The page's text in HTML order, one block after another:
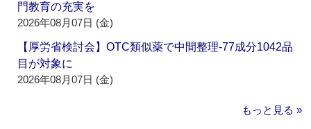
門教育の充実を
2026年08月07日 (金)
【厚労省検討会】OTC類似薬で中間整理‐77成分1042品
目が対象に
2026年08月07日 (金)
もっと見る »